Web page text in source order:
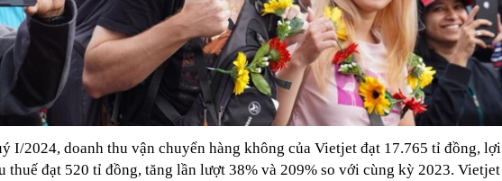
I/2024, doanh thu vận chuyển hàng không của Vietjet đạt 17.765 tỉ đồng, lợi
thuế đạt 520 tỉ đồng, tăng lần lượt 38% và 209% so với cùng kỳ 2023. Vietjet